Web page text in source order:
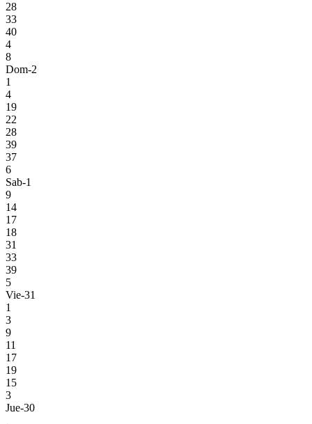
28
33
40
4
8
Dom-2
1
4
19
22
28
39
37
6
Sab-1
9
14
17
18
31
33
39
5
Vie-31
1
3
9
11
17
19
15
3
Jue-30